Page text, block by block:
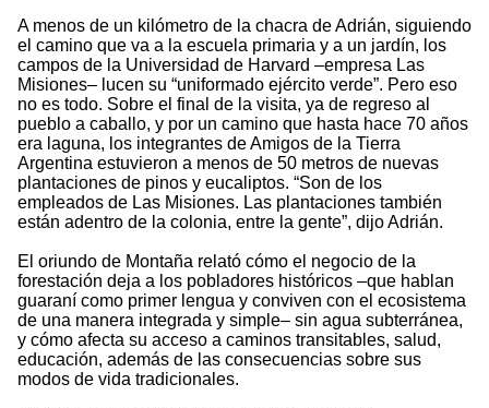
A menos de un kilómetro de la chacra de Adrián, siguiendo
el camino que va a la escuela primaria y a un jardín, los
campos de la Universidad de Harvard –empresa Las
Misiones– lucen su “uniformado ejército verde”. Pero eso
no es todo. Sobre el final de la visita, ya de regreso al
pueblo a caballo, y por un camino que hasta hace 70 años
era laguna, los integrantes de Amigos de la Tierra
Argentina estuvieron a menos de 50 metros de nuevas
plantaciones de pinos y eucaliptos. “Son de los
empleados de Las Misiones. Las plantaciones también
están adentro de la colonia, entre la gente”, dijo Adrián.
El oriundo de Montaña relató cómo el negocio de la
forestación deja a los pobladores históricos –que hablan
guaraní como primer lengua y conviven con el ecosistema
de una manera integrada y simple– sin agua subterránea,
y cómo afecta su acceso a caminos transitables, salud,
educación, además de las consecuencias sobre sus
modos de vida tradicionales.